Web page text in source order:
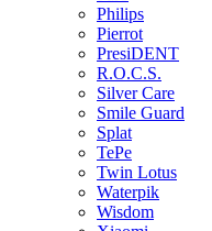
Philips
Pierrot
PresiDENT
R.O.C.S.
Silver Care
Smile Guard
Splat
TePe
Twin Lotus
Waterpik
Wisdom